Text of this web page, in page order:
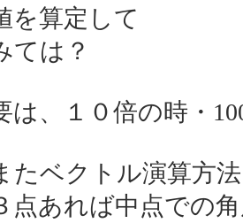
を算定して
は？
１０倍の時・100
ベクトル演算方法
れば中点での角